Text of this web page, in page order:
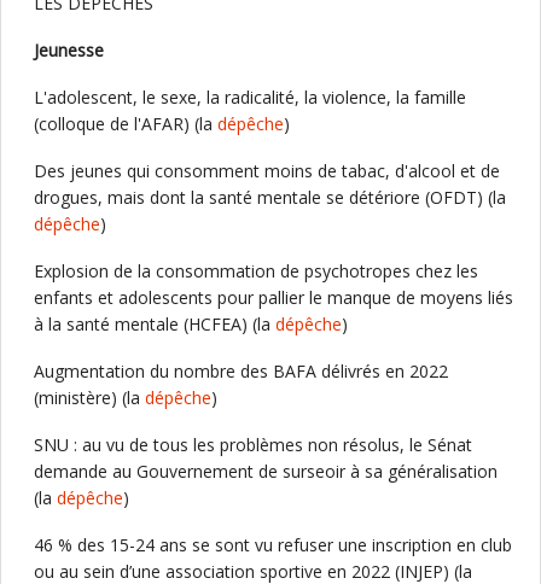
Jeunesse
L'adolescent, le sexe, la radicalité, la violence, la famille
(colloque de l'AFAR) (la dépêche)
Des jeunes qui consomment moins de tabac, d'alcool et de
drogues, mais dont la santé mentale se détériore (OFDT) (la
dépêche)
Explosion de la consommation de psychotropes chez les
enfants et adolescents pour pallier le manque de moyens liés
à la santé mentale (HCFEA) (la dépêche)
Augmentation du nombre des BAFA délivrés en 2022
(ministère) (la dépêche)
SNU : au vu de tous les problèmes non résolus, le Sénat
demande au Gouvernement de surseoir à sa généralisation
(la dépêche)
46 % des 15-24 ans se sont vu refuser une inscription en club
ou au sein d’une association sportive en 2022 (INJEP) (la